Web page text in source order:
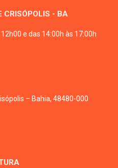
CRISÓPOLIS - BA
e das 14:00h às 17:00h
– Bahia, 48480-000